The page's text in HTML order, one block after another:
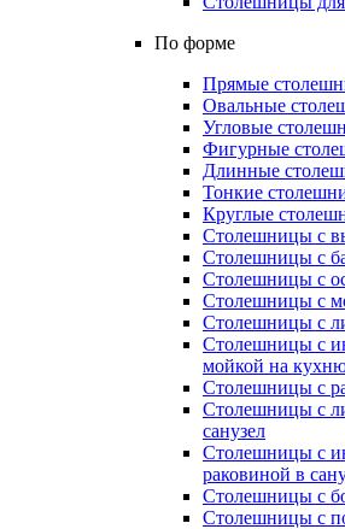
По форме
Прямые
Овальные
Угловые
Фигурные
Длинные
Тонкие
Круглые
Столешницы с
Столешницы с
Столешницы с
Столешницы с
Столешницы с
Столешницы с
мойкой на
Столешницы с
Столешницы с
санузел
Столешницы с
раковиной в
Столешницы с
Столешницы с